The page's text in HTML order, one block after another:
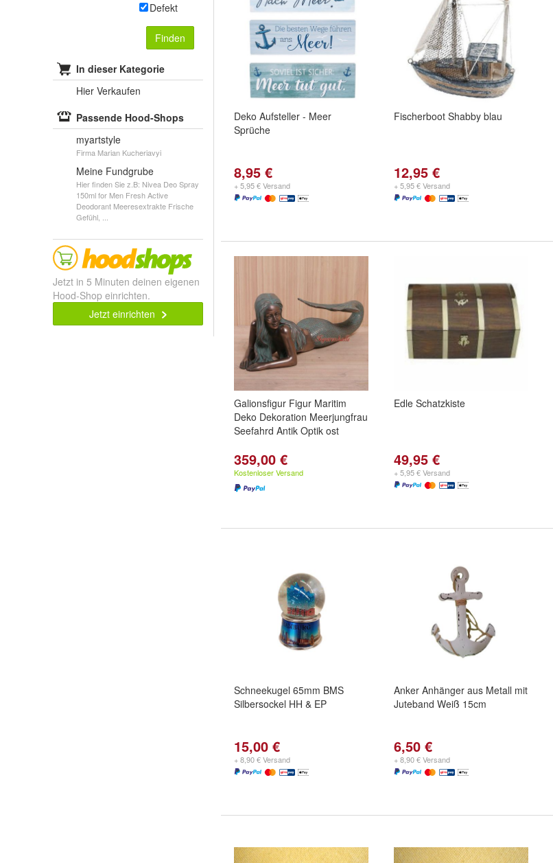
Defekt
Finden
In dieser Kategorie
Hier Verkaufen
Passende Hood-Shops
myartstyle
Firma Marian Kucheriavyi
Meine Fundgrube
Hier finden Sie z.B: Nivea Deo Spray
150ml for Men Fresh Active
Deodorant Meeresextrakte Frische
Gefühl, ...
Jetzt in 5 Minuten deinen eigenen
Hood-Shop einrichten.
Jetzt einrichten
Deko Aufsteller - Meer
Sprüche
8,95 €
+ 5,95 € Versand
Fischerboot Shabby blau
12,95 €
+ 5,95 € Versand
Galionsfigur Figur Maritim
Deko Dekoration Meerjungfrau
Seefahrd Antik Optik ost
359,00 €
Kostenloser Versand
Edle Schatzkiste
49,95 €
+ 5,95 € Versand
Schneekugel 65mm BMS
Silbersockel HH & EP
15,00 €
+ 8,90 € Versand
Anker Anhänger aus Metall mit
Juteband Weiß 15cm
6,50 €
+ 8,90 € Versand